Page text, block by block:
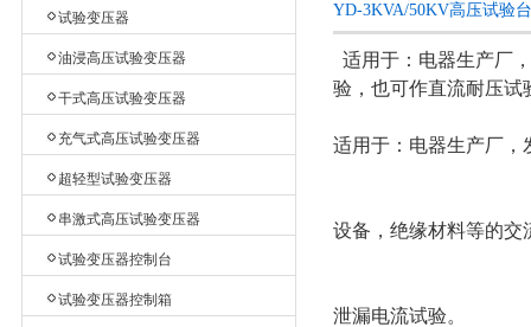
试验变压器
油浸高压试验变压器
干式高压试验变压器
充气式高压试验变压器
超轻型试验变压器
串激式高压试验变压器
试验变压器控制台
试验变压器控制箱
YD-3KVA/50KV高压试验
适用于：电器生产厂
验，也可作直流耐压试
适用于：电器生产厂，
设备，绝缘材料等的交
泄漏电流试验。